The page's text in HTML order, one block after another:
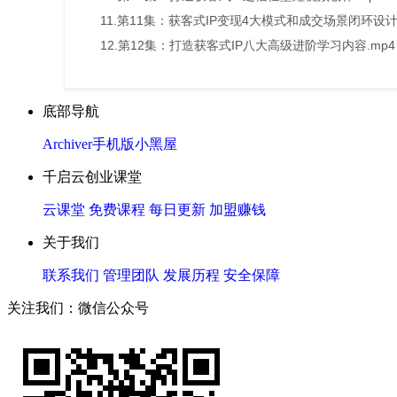
11.第11集：获客式IP变现4大模式和成交场景闭环设
12.第12集：打造获客式IP八大高级进阶学习内容.mp4
底部导航
Archiver手机版小黑屋
千启云创业课堂
云课堂 免费课程 每日更新 加盟赚钱
关于我们
联系我们 管理团队 发展历程 安全保障
关注我们：微信公众号